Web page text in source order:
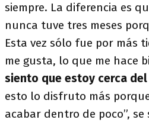
siempre. La diferencia es
nunca tuve tres meses
Esta vez sólo fue por más
me gusta, lo que me hace
siento que estoy cerca
esto lo disfruto más
acabar dentro de poco”, se